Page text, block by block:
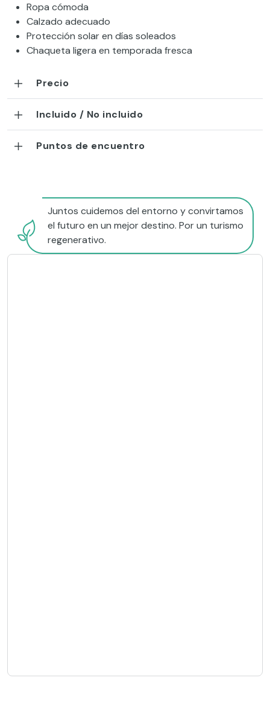
Ropa cómoda
Calzado adecuado
Protección solar en días soleados
Chaqueta ligera en temporada fresca
Precio
Incluido / No incluido
Puntos de encuentro
Juntos cuidemos del entorno y convirtamos
el futuro en un mejor destino. Por un turismo
regenerativo.